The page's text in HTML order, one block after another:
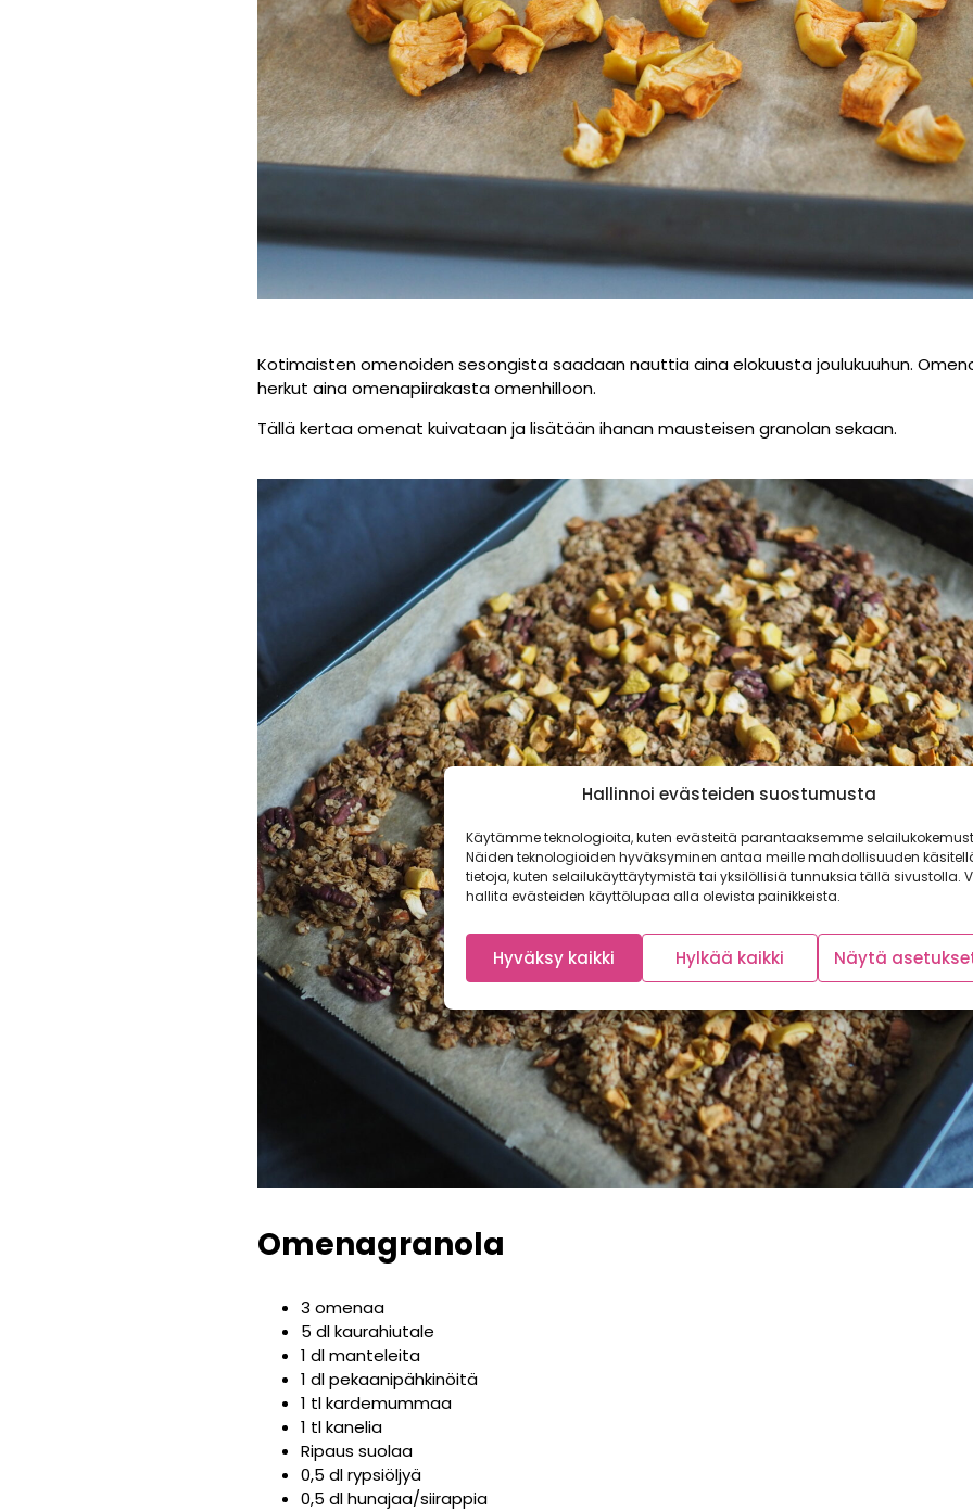
Hallinnoi evästeiden suostumusta
Käytämme teknologioita, kuten evästeitä parantaaksemme
Näiden teknologioiden hyväksyminen antaa meille mahdollisuuden
tietoja, kuten selailukäyttäytymistä tai yksilöllisiä tunnuksia tällä sivustolla.
hallita evästeiden käyttölupaa alla olevista painikkeista.
Hyväksy kaikki Hylkää kaikki Näytä
Kotimaisten omenoiden sesongista saadaan nauttia aina elokuusta joulukuuhun.
herkut aina omenapiirakasta omenhilloon.
Tällä kertaa omenat kuivataan ja lisätään ihanan mausteisen granolan sekaan.
Omenagranola
3 omenaa
5 dl kaurahiutale
1 dl manteleita
1 dl pekaanipähkinöitä
1 tl kardemummaa
1 tl kanelia
Ripaus suolaa
0,5 dl rypsiöljyä
0,5 dl hunajaa/siirappia